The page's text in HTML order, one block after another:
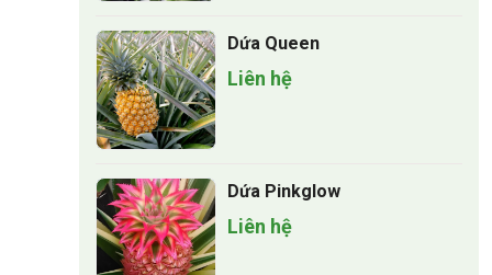
Dứa Queen
Liên hệ
Dứa Pinkglow
Liên hệ